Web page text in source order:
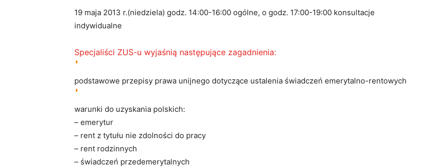
19 maja 2013 r.(niedziela) godz. 14:00-16:00 ogólne, o godz. 17:00-19:00 konsultacje
indywidualne
Specjaliści ZUS-u wyjaśnią następujące zagadnienia:
podstawowe przepisy prawa unijnego dotyczące ustalenia świadczeń emerytalno-rentowych
warunki do uzyskania polskich:
– emerytur
– rent z tytułu nie zdolności do pracy
– rent rodzinnych
– świadczeń przedemerytalnych